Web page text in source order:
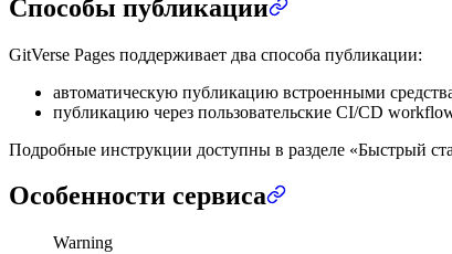
Способы публикации
GitVerse Pages поддерживает два способа публикации:
автоматическую публикацию встроенными
публикацию через пользовательские CI/CD
Подробные инструкции доступны в разделе «Быстрый
Особенности сервиса
Warning